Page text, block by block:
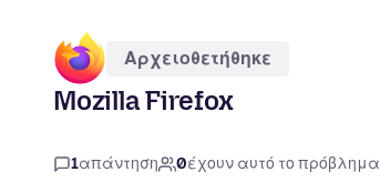
Αρχειοθετήθηκε
Mozilla Firefox
1απάντηση 0έχουν αυτό το πρόβλημα